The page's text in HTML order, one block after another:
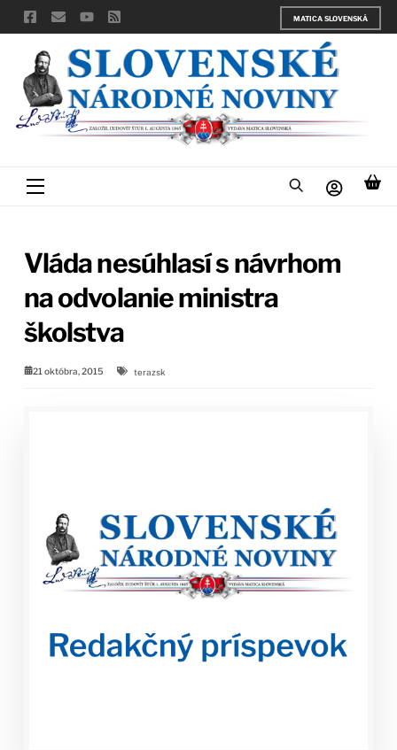
Skip
to
content
MATICA SLOVENSKÁ
Menu
Vláda nesúhlasí s návrhom
na odvolanie ministra
školstva
21 októbra, 2015 terazsk